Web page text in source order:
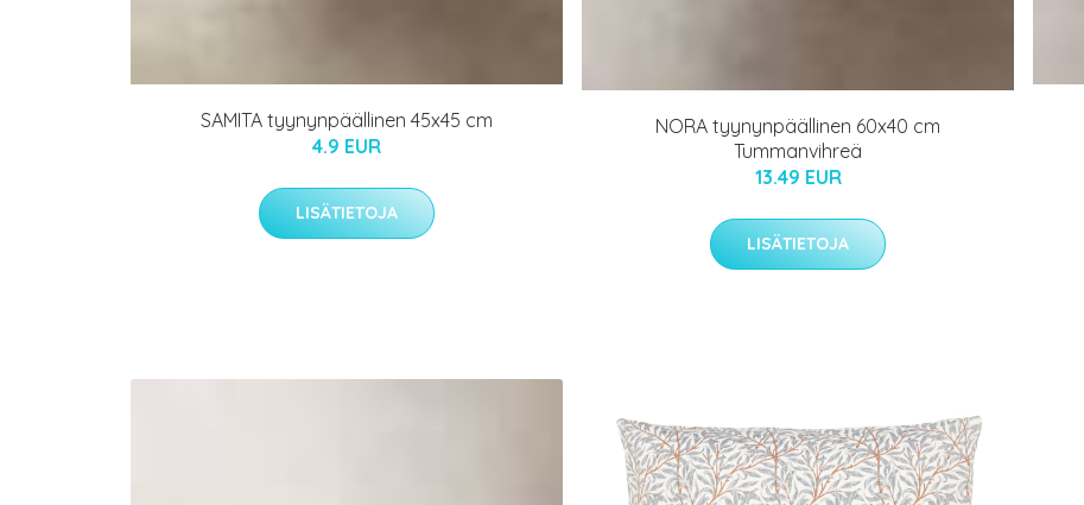
SAMITA tyynynpäällinen 45x45 cm
4.9 EUR
LISÄTIETOJA
NORA tyynynpäällinen 60x40 cm
Tummanvihreä
13.49 EUR
LISÄTIETOJA